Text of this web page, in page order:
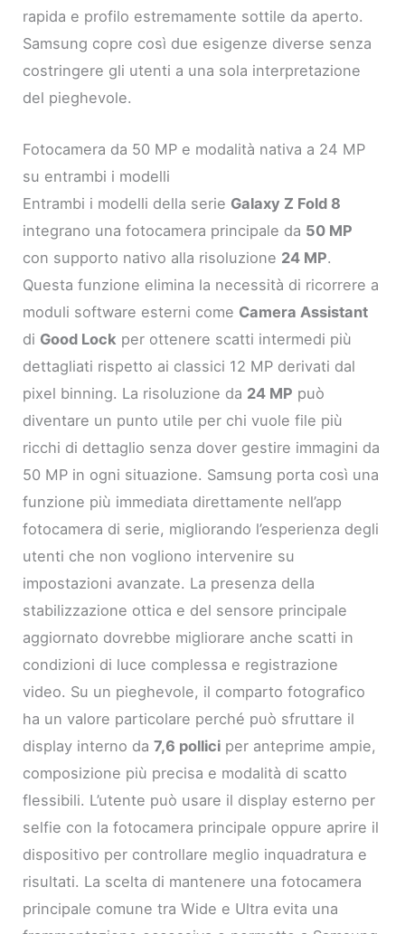
rapida e profilo estremamente sottile da aperto.
Samsung copre così due esigenze diverse senza
costringere gli utenti a una sola interpretazione
del pieghevole.
Fotocamera da 50 MP e modalità nativa a 24 MP
su entrambi i modelli
Entrambi i modelli della serie Galaxy Z Fold 8
integrano una fotocamera principale da 50 MP
con supporto nativo alla risoluzione 24 MP.
Questa funzione elimina la necessità di ricorrere a
moduli software esterni come Camera Assistant
di Good Lock per ottenere scatti intermedi più
dettagliati rispetto ai classici 12 MP derivati dal
pixel binning. La risoluzione da 24 MP può
diventare un punto utile per chi vuole file più
ricchi di dettaglio senza dover gestire immagini da
50 MP in ogni situazione. Samsung porta così una
funzione più immediata direttamente nell’app
fotocamera di serie, migliorando l’esperienza degli
utenti che non vogliono intervenire su
impostazioni avanzate. La presenza della
stabilizzazione ottica e del sensore principale
aggiornato dovrebbe migliorare anche scatti in
condizioni di luce complessa e registrazione
video. Su un pieghevole, il comparto fotografico
ha un valore particolare perché può sfruttare il
display interno da7,6 pollici per anteprime ampie,
composizione più precisa e modalità di scatto
flessibili. L’utente può usare il display esterno per
selfie con la fotocamera principale oppure aprire il
dispositivo per controllare meglio inquadratura e
risultati. La scelta di mantenere una fotocamera
principale comune tra Wide e Ultra evita una